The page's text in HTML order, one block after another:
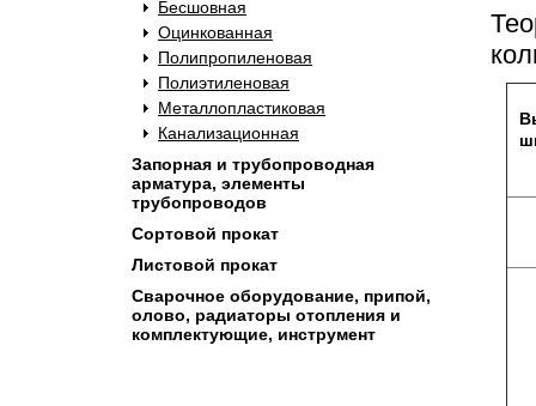
Бесшовная
Оцинкованная
Полипропиленовая
Полиэтиленовая
Металлопластиковая
Канализационная
Запорная и трубопроводная
арматура, элементы
трубопроводов
Сортовой прокат
Листовой прокат
Сварочное оборудование, припой,
олово, радиаторы отопления и
комплектующие, инструмент